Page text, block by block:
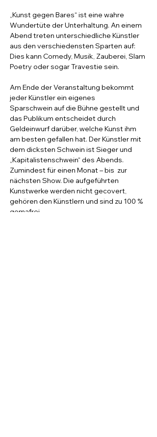
„Kunst gegen Bares“ ist eine wahre
Wundertüte der Unterhaltung. An einem
Abend treten unterschiedliche Künstler
aus den verschiedensten Sparten auf:
Dies kann Comedy, Musik, Zauberei, Slam
Poetry oder sogar Travestie sein.
Am Ende der Veranstaltung bekommt
jeder Künstler ein eigenes
Sparschwein auf die Bühne gestellt und
das Publikum entscheidet durch
Geldeinwurf darüber, welche Kunst ihm
am besten gefallen hat. Der Künstler mit
dem dicksten Schwein ist Sieger und
„Kapitalistenschwein“ des Abends.
Zumindest für einen Monat – bis  zur
nächsten Show. Die aufgeführten
Kunstwerke werden nicht gecovert,
gehören den Künstlern und sind zu 100 %
gemafrei.